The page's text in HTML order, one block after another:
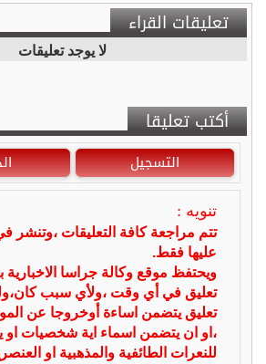
تعليقات القراء
لا يوجد تعليقات
أكتب تعليقا
التسجيل
تنويه :
تتم مراجعة كافة التعليقات ،وتنشر
عليها فقط.
ويحتفظ موقع وكالة جراسا
تعليق في أي وقت ،ولأي سبب
تعليق يتضمن اساءة أوخروجا عن
،او ان يتضمن اسماء اية شخصيات او
للنعرات الطائفية والمذهبية او